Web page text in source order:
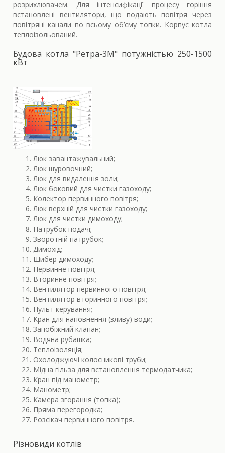
розрихлювачем. Для інтенсифікації процесу горіння
встановлені вентилятори, що подають повітря через
повітряні канали по всьому об’єму топки. Корпус котла
теплоізольований.
Будова котла "Ретра-3М" потужністью 250-1500
кВт
Люк завантажувальний;
Люк шуровочний;
Люк для видалення золи;
Люк боковий для чистки газоходу;
Колектор первинного повітря;
Люк верхній для чистки газоходу;
Люк для чистки димоходу;
Патрубок подачі;
Зворотній патрубок;
Димохід;
Шибер димоходу;
Первинне повітря;
Вторинне повітря;
Вентилятор первинного повітря;
Вентилятор вторинного повітря;
Пульт керування;
Кран для наповнення (зливу) води;
Запобіжний клапан;
Водяна рубашка;
Теплоізоляція;
Охолоджуючі колосникові труби;
Мідна гільза для встановлення термодатчика;
Кран під манометр;
Манометр;
Камера згорання (топка);
Пряма перегородка;
Розсікач первинного повітря.
Різновиди котлів